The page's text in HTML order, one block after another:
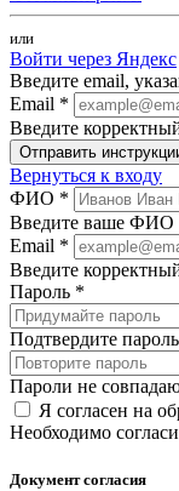
или
Войти через Яндекс
Введите email,
Email *
Введите
Отправить
Вернуться к входу
ФИО *
Введите ваше ФИО
Email *
Введите
Пароль *
Подтвердите
Пароли не
Я согласен на
Необходимо
Документ согласия